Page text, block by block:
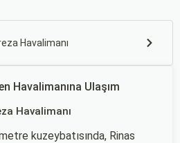
Havalimanı
Havalimanına Ulaşım
Havalimanı
kuzeybatısında, Rinas